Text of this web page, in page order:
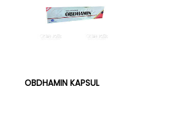
OBDHAMIN KAPSUL